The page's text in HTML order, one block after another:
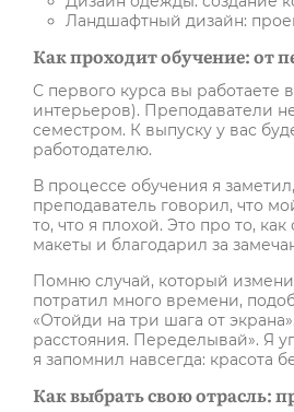
Ландшафтный дизайн:
Как проходит обучение: от
С первого курса вы работаете
интерьеров). Преподаватели
семестром. К выпуску у вас
работодателю.
В процессе обучения я
преподаватель говорил, что
то, что я плохой. Это про то,
макеты и благодарил за
Помню случай, который
потратил много времени,
«Отойди на три шага от
расстояния. Переделывай». Я
я запомнил навсегда: красота
Как выбрать свою отрасль: